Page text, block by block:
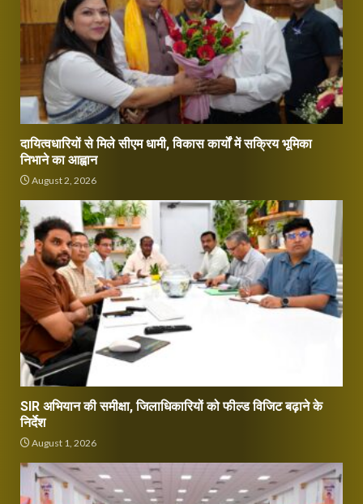
दायित्वधारियों से मिले सीएम धामी, विकास कार्यों में सक्रिय भूमिका
निभाने का आह्वान
August 2, 2026
SIR अभियान की समीक्षा, जिलाधिकारियों को फील्ड विजिट बढ़ाने के
निर्देश
August 1, 2026